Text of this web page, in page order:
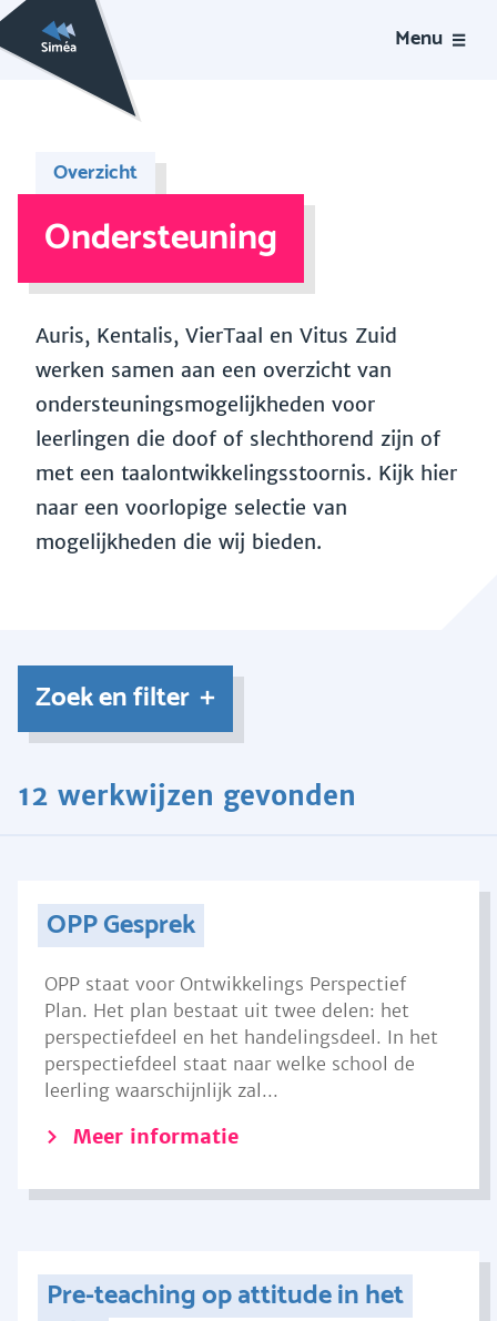
Menu
Overzicht
Ondersteuning
Auris, Kentalis, VierTaal en Vitus Zuid
werken samen aan een overzicht van
ondersteuningsmogelijkheden voor
leerlingen die doof of slechthorend zijn of
met een taalontwikkelingsstoornis. Kijk hier
naar een voorlopige selectie van
mogelijkheden die wij bieden.
Zoek en filter
12 werkwijzen gevonden
OPP Gesprek
OPP staat voor Ontwikkelings Perspectief
Plan. Het plan bestaat uit twee delen: het
perspectiefdeel en het handelingsdeel. In het
perspectiefdeel staat naar welke school de
leerling waarschijnlijk zal...
Meer informatie
Pre-teaching op attitude in het